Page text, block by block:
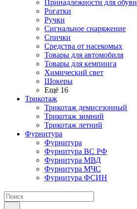
Принадлежности для обуви
Рогатки
Ручки
Сигнальное снаряжение
Спички
Средства от насекомых
Товары для автомобиля
Товары для кемпинга
Химический свет
Шокеры
Ещё 16
Трикотаж
Трикотаж демисезонный
Трикотаж зимний
Трикотаж летний
Фурнитура
Фурнитура
Фурнитура ВС РФ
Фурнитура МВД
Фурнитура МЧС
Фурнитура ФСИН